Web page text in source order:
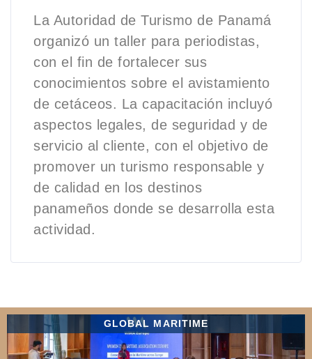
La Autoridad de Turismo de Panamá
organizó un taller para periodistas,
con el fin de fortalecer sus
conocimientos sobre el avistamiento
de cetáceos. La capacitación incluyó
aspectos legales, de seguridad y de
servicio al cliente, con el objetivo de
promover un turismo responsable y
de calidad en los destinos
panameños donde se desarrolla esta
actividad.
GLOBAL MARITIME